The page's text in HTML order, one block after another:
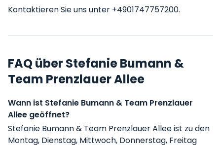
Kontaktieren Sie uns unter +4901747757200.
FAQ über Stefanie Bumann &
Team Prenzlauer Allee
Wann ist Stefanie Bumann & Team Prenzlauer
Allee geöffnet?
Stefanie Bumann & Team Prenzlauer Allee ist zu den
Montag, Dienstag, Mittwoch, Donnerstag, Freitag